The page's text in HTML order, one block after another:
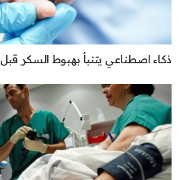
ذكاء اصطناعي يتنبأ بهبوط السكر قبل 24 ساعة